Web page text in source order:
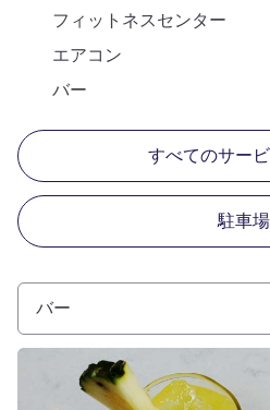
フィットネスセンター
エアコン
バー
すべてのサー
駐車場
バー
詳細を表示